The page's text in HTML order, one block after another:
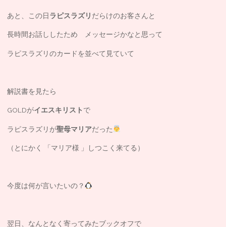
あと、この日ラピスラズリ だらけのお客さんと
長時間お話ししたため メッセージかなと思って
ラピスラズリのカードを並べて見ていて
解説書を見たら
GOLDがイエスキリスト で
ラピスラズリが聖母マリアだった
（とにかく 「マリア様 」しつこく来てる）
今度は何が言いたいの？
翌日、なんとなく寄ってみたブックオフで